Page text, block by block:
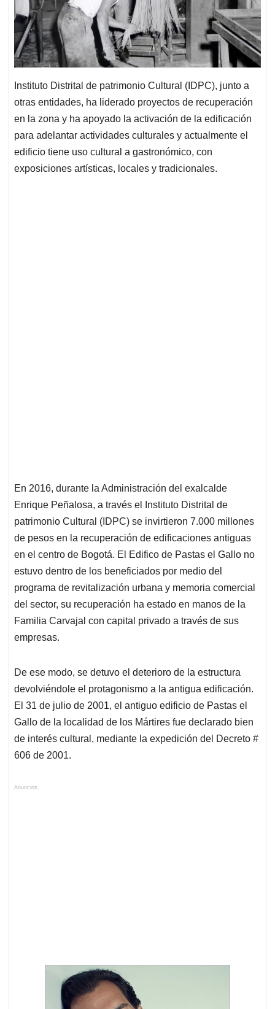
Instituto Distrital de patrimonio Cultural (IDPC), junto a
otras entidades, ha liderado proyectos de recuperación
en la zona y ha apoyado la activación de la edificación
para adelantar actividades culturales y actualmente el
edificio tiene uso cultural a gastronómico, con
exposiciones artísticas, locales y tradicionales.
En 2016, durante la Administración del exalcalde
Enrique Peñalosa, a través el Instituto Distrital de
patrimonio Cultural (IDPC) se invirtieron 7.000 millones
de pesos en la recuperación de edificaciones antiguas
en el centro de Bogotá. El Edifico de Pastas el Gallo no
estuvo dentro de los beneficiados por medio del
programa de revitalización urbana y memoria comercial
del sector, su recuperación ha estado en manos de la
Familia Carvajal con capital privado a través de sus
empresas.
De ese modo, se detuvo el deterioro de la estructura
devolviéndole el protagonismo a la antigua edificación.
El 31 de julio de 2001, el antiguo edificio de Pastas el
Gallo de la localidad de los Mártires fue declarado bien
de interés cultural, mediante la expedición del Decreto #
606 de 2001.
Anuncios.